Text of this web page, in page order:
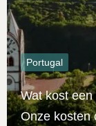
Portugal
Wat kost
Onze kosten